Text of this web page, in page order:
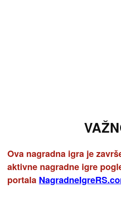
Ova nagradna igra je
aktivne nagradne igre
portala